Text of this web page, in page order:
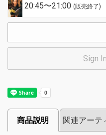
20:45〜21:00 (販売終了)
Sign
商品説明 関連アーテ